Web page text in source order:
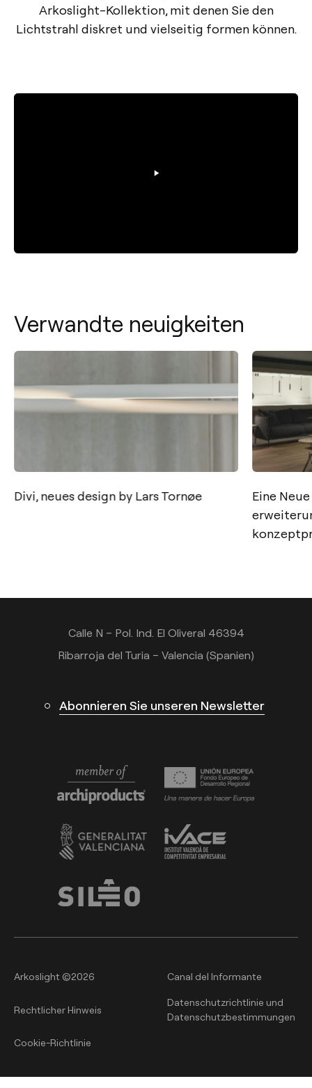
Arkoslight-Kollektion, mit denen Sie den
Lichtstrahl diskret und vielseitig formen können.
Verwandte neuigkeiten
Divi, neues design by Lars Tornøe
Eine
Calle N – Pol. Ind. El Oliveral 46394
Ribarroja del Turia – Valencia (Spanien)
Abonnieren Sie unseren Newsletter
Arkoslight ©2026 Canal del Informante
Rechtlicher Hinweis
Datenschutzrichtlinie und
Datenschutzbestimmungen
Cookie-Richtlinie